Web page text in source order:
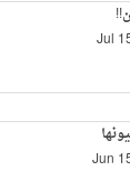
Jul
Jun